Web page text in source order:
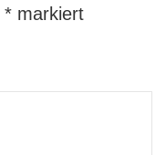
* markiert